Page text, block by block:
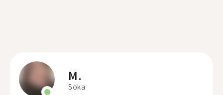
M.
Soka